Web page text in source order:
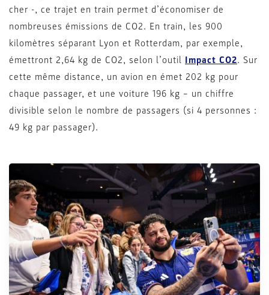
cher -, ce trajet en train permet d’économiser de
nombreuses émissions de CO2. En train, les 900
kilomètres séparant Lyon et Rotterdam, par exemple,
émettront 2,64 kg de CO2, selon l’outil Impact CO2. Sur
cette même distance, un avion en émet 202 kg pour
chaque passager, et une voiture 196 kg – un chiffre
divisible selon le nombre de passagers (si 4 personnes :
49 kg par passager).